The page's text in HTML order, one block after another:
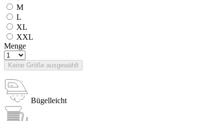
M
L
XL
XXL
Menge
Keine Größe ausgewählt
Bügelleicht